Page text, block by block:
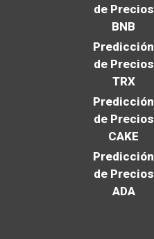
de Precios
BNB
Predicción
de Precios
TRX
Predicción
de Precios
CAKE
Predicción
de Precios
ADA